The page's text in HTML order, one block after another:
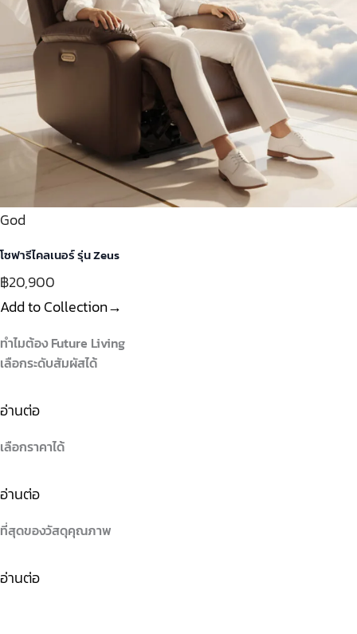
God
โซฟารีไคลเนอร์ รุ่น Zeus
฿20,900
Add to Collection→
ทำไมต้อง Future Living
เลือกระดับสัมผัสได้
อ่านต่อ
เลือกราคาได้
อ่านต่อ
ที่สุดของวัสดุคุณภาพ
อ่านต่อ